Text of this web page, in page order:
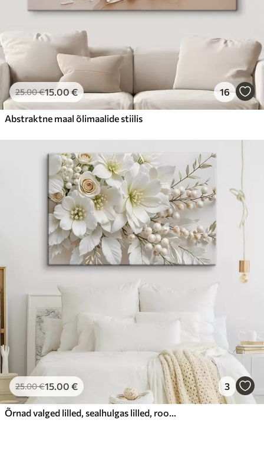
25.00€15.00€ 16
Abstraktne maal õlimaalide stiilis
25.00€15.00 € 3
Õrnad valged lilled, sealhulgas lilled, roosid ja muud pehmete, sametiste kroonlehtedega õied